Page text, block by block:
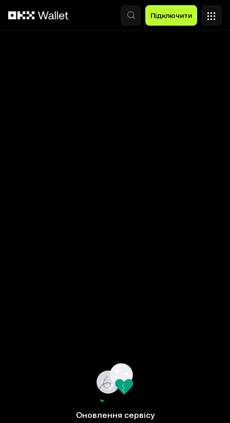
Підключити
Оновлення сервісу